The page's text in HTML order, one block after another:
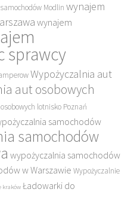
Modlin wynajem
wynajem
sprawcy
Wypożyczalnia aut
aut osobowych
lotnisko Poznań
samochodów
samochodów
wypożyczalnia samochodów
w Warszawie Wypożyczalnie
kraków Ładowarki do